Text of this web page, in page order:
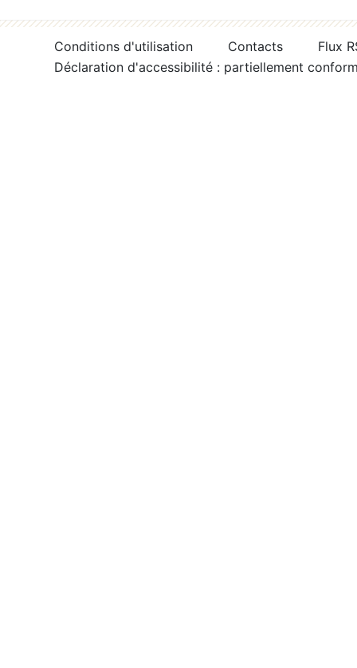
Conditions d'utilisation Contacts
Flux
Déclaration d'accessibilité : partiellement